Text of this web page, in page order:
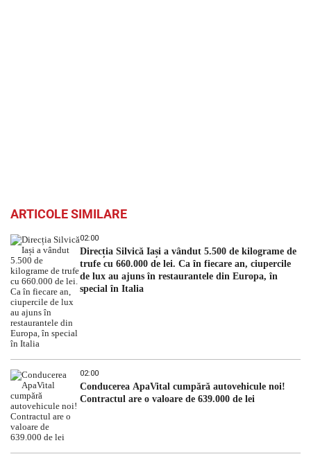
ARTICOLE SIMILARE
02:00
Direcția Silvică Iași a vândut 5.500 de kilograme de
trufe cu 660.000 de lei. Ca în fiecare an, ciupercile
de lux au ajuns în restaurantele din Europa, în
special în Italia
02:00
Conducerea ApaVital cumpără autovehicule noi!
Contractul are o valoare de 639.000 de lei